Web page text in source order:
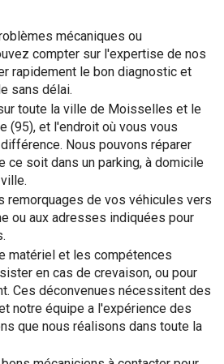
mécaniques ou
compter sur l'expertise de nos
rapidement le bon diagnostic et
sans délai.
toute la ville de Moisselles et le
(95), et l'endroit où vous vous
Nous pouvons réparer
ce soit dans un parking, à domicile
remorquages de vos véhicules vers
ou aux adresses indiquées pour
matériel et les compétences
en cas de crevaison, ou pour
Ces déconvenues nécessitent des
notre équipe a l'expérience des
que nous réalisons dans toute la